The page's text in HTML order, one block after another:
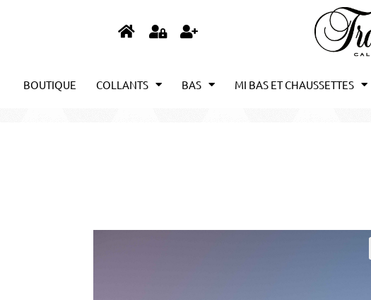
BOUTIQUE COLLANTS BAS MI BAS ET CHAUSSETTES